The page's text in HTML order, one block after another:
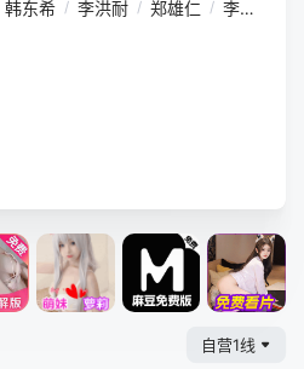
韩东希 / 李洪耐 / 郑雄仁 / 李相二
自营1线